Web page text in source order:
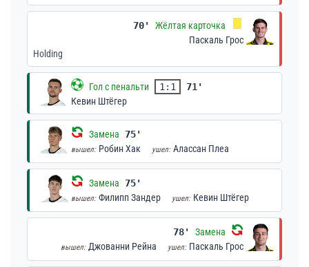
70'
Жёлтая карточка
Паскаль Грос
Holding
Гол с пенальти 1:1
71'
Кевин Штёгер
Замена 75'
вышел: Робин Хак ушел: Алассан Плеа
Замена 75'
вышел: Филипп Зандер ушел: Кевин Штёгер
78' Замена
вышел: Джованни Рейна ушел: Паскаль Грос